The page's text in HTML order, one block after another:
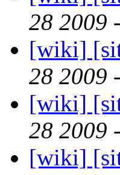
28 2009
[wiki]
28 2009
[wiki]
28 2009
[wiki]